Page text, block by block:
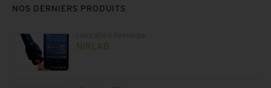
NOS DERNIERS PRODUITS
NIRLAB